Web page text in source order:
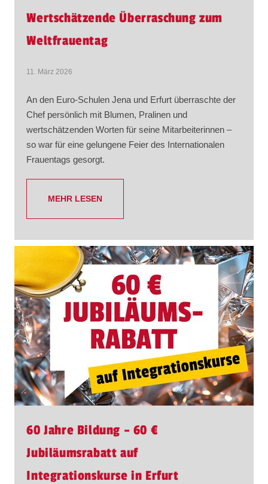
Wertschätzende Überraschung zum
Weltfrauentag
11. März 2026
An den Euro-Schulen Jena und Erfurt überraschte der
Chef persönlich mit Blumen, Pralinen und
wertschätzenden Worten für seine Mitarbeiterinnen –
so war für eine gelungene Feier des Internationalen
Frauentags gesorgt.
MEHR LESEN
60 Jahre Bildung – 60 €
Jubiläumsrabatt auf
Integrationskurse in Erfurt